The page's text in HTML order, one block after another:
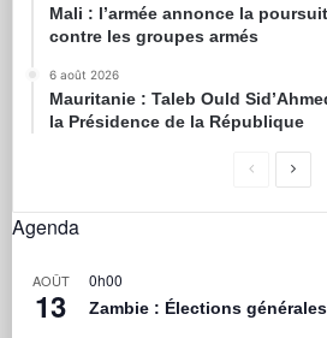
Mali : l’armée annonce la
contre les groupes armés
6 août 2026
Mauritanie : Taleb Ould
la Présidence de la République
Agenda
AOÛT
13
0h00
Zambie : Élections